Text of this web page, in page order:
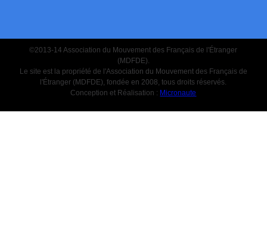
©2013-14 Association du Mouvement des Français de l'Étranger
(MDFDE).
Le site est la propriété de l'Association du Mouvement des Français de
l'Étranger (MDFDE), fondée en 2008, tous droits réservés.
Conception et Réalisation : Micronaute